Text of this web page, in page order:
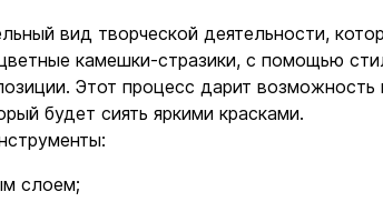
вид творческой деятельности,
камешки-стразики, с помощью
Этот процесс дарит возможность
будет сиять яркими красками.
слоем;